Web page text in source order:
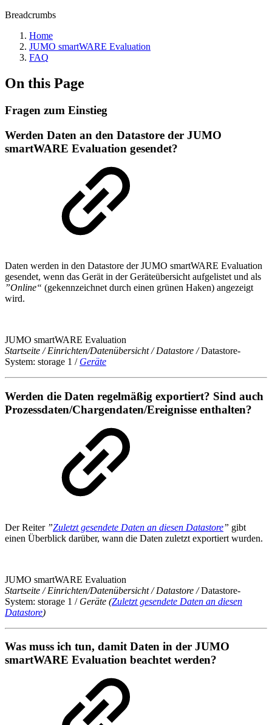
Breadcrumbs
Home
JUMO smartWARE Evaluation
FAQ
On this Page
Fragen zum Einstieg
Werden Daten an den Datastore der JUMO
smartWARE Evaluation gesendet?
Daten werden in den Datastore der JUMO smartWARE Evaluation
gesendet, wenn das Gerät in der Geräteübersicht aufgelistet und als
”Online“ (gekennzeichnet durch einen grünen Haken) angezeigt
wird.
JUMO smartWARE Evaluation
Startseite / Einrichten/Datenübersicht / Datastore /Datastore-
System: storage 1 / Geräte
Werden die Daten regelmäßig exportiert? Sind auch
Prozessdaten/Chargendaten/Ereignisse enthalten?
Der Reiter ”Zuletzt gesendete Daten an diesen Datastore” gibt
einen Überblick darüber, wann die Daten zuletzt exportiert wurden.
JUMO smartWARE Evaluation
Startseite / Einrichten/Datenübersicht / Datastore /Datastore-
System: storage 1 / Geräte (Zuletzt gesendete Daten an diesen
Datastore)
Was muss ich tun, damit Daten in der JUMO
smartWARE Evaluation beachtet werden?